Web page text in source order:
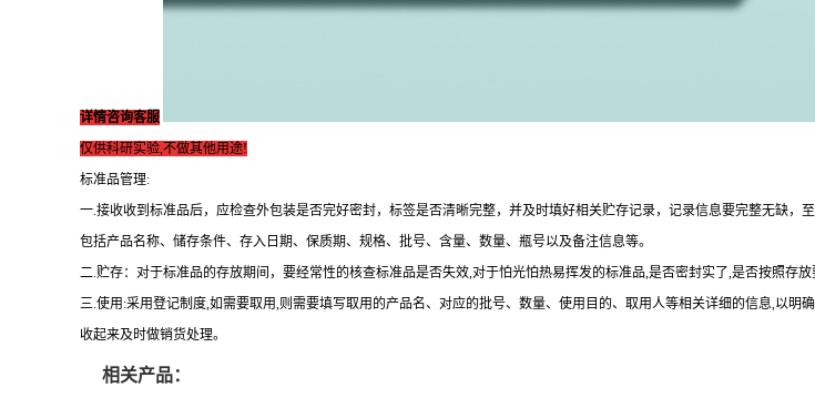
详情咨询客服
仅供科研实验,不做其他用途!
标准品管理:
一.接收收到标准品后，应检查外包装是否完好密封，标签是否清晰完整，并及时填好相关贮存记录，记录信息要完整无缺，
包括产品名称、储存条件、存入日期、保质期、规格、批号、含量、数量、瓶号以及备注信息等。
二.贮存：对于标准品的存放期间，要经常性的核查标准品是否失效,对于怕光怕热易挥发的标准品,是否密封实了,是否按照存放
三.使用:采用登记制度,如需要取用,则需要填写取用的产品名、对应的批号、数量、使用目的、取用人等相关详细的信息,以
收起来及时做销货处理。
相关产品：